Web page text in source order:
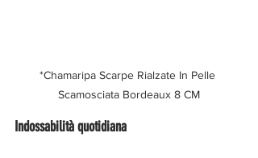
*Chamaripa Scarpe Rialzate In Pelle
Scamosciata Bordeaux 8 CM
Indossabilità quotidiana